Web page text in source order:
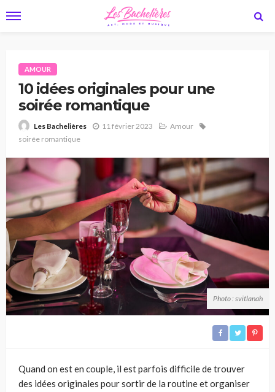
AMOUR
10 idées originales pour une
soirée romantique
Les Bachelières 11 février 2023
Amour
soirée romantique
Photo : svitlanah
Quand on est en couple, il est parfois difficile de trouver
des idées originales pour sortir de la routine et organiser